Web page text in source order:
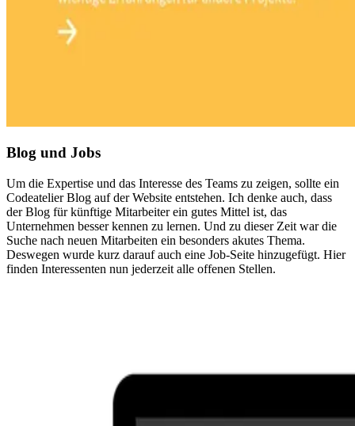
Blog und Jobs
Um die Expertise und das Interesse des Teams zu zeigen, sollte ein
Codeatelier Blog auf der Website entstehen. Ich denke auch, dass
der Blog für künftige Mitarbeiter ein gutes Mittel ist, das
Unternehmen besser kennen zu lernen. Und zu dieser Zeit war die
Suche nach neuen Mitarbeiten ein besonders akutes Thema.
Deswegen wurde kurz darauf auch eine Job-Seite hinzugefügt. Hier
finden Interessenten nun jederzeit alle offenen Stellen.